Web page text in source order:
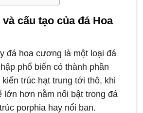
cấu tạo của đá Hoa
đá hoa cương là một loại đá
phổ biến có thành phần
trúc hạt trung tới thô, khi
lớn hơn nằm nổi bật trong đá
porphia hay nổi ban.